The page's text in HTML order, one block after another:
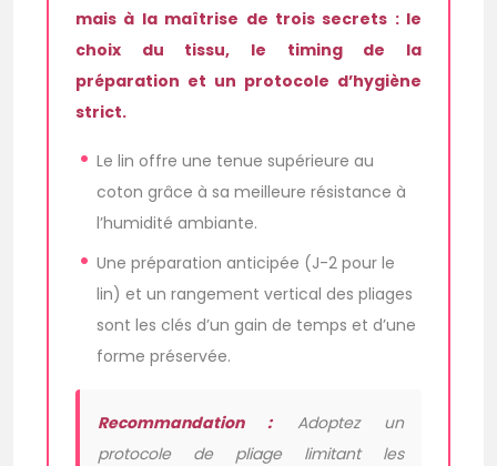
mais à la maîtrise de trois secrets : le
choix du tissu, le timing de la
préparation et un protocole d’hygiène
strict.
Le lin offre une tenue supérieure au
coton grâce à sa meilleure résistance à
l’humidité ambiante.
Une préparation anticipée (J-2 pour le
lin) et un rangement vertical des pliages
sont les clés d’un gain de temps et d’une
forme préservée.
Recommandation :Adoptez un
protocole de pliage limitant les